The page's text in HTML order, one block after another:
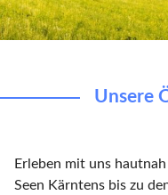
Unsere
Erleben mit uns
Seen Kärntens bis zu